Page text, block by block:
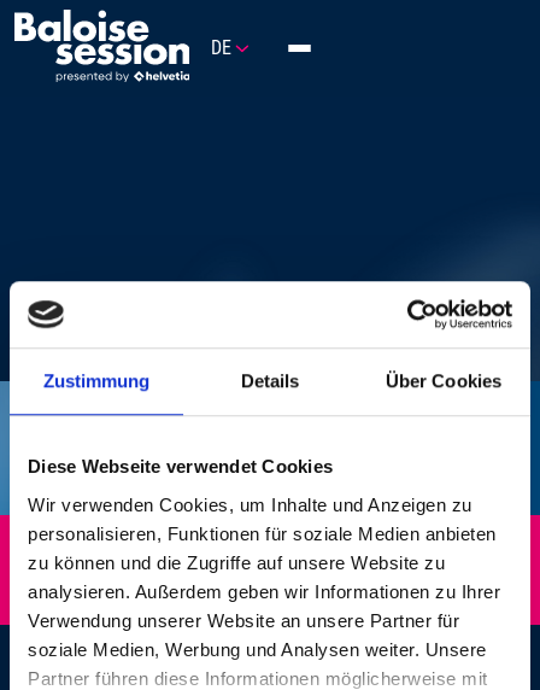
Zustimmung Details Über Cookies
Diese Webseite verwendet Cookies
Wir verwenden Cookies, um Inhalte und Anzeigen zu
personalisieren, Funktionen für soziale Medien anbieten
zu können und die Zugriffe auf unsere Website zu
analysieren. Außerdem geben wir Informationen zu Ihrer
Verwendung unserer Website an unsere Partner für
soziale Medien, Werbung und Analysen weiter. Unsere
Partner führen diese Informationen möglicherweise mit
DE
PROGRAMM
FESTIVAL